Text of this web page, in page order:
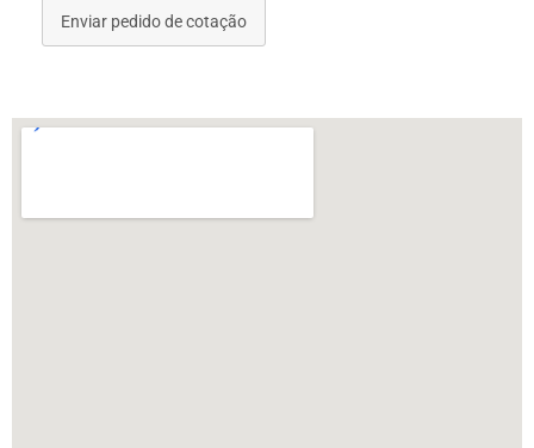
Enviar pedido de cotação